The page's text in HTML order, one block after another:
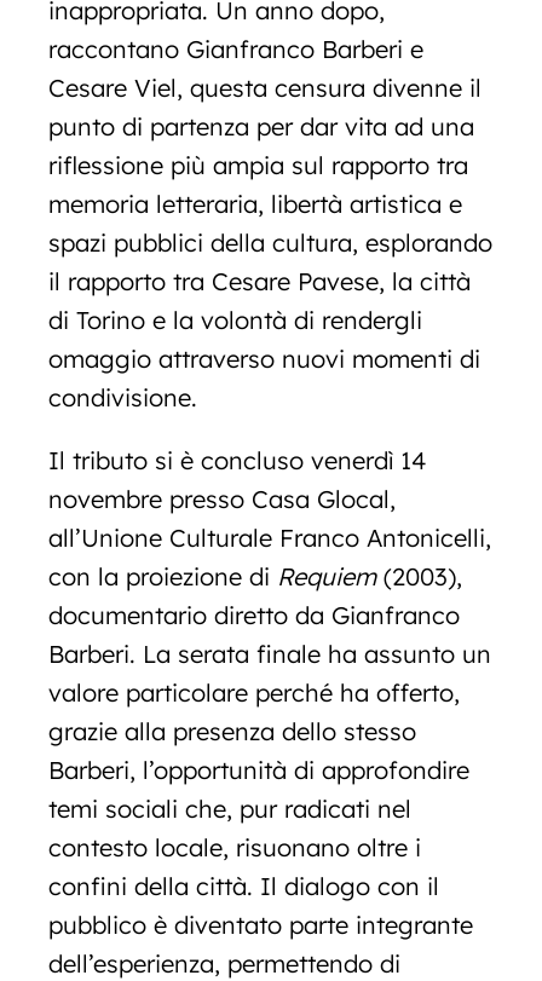
inappropriata. Un anno dopo,
raccontano Gianfranco Barberi e
Cesare Viel, questa censura divenne il
punto di partenza per dar vita ad una
riflessione più ampia sul rapporto tra
memoria letteraria, libertà artistica e
spazi pubblici della cultura, esplorando
il rapporto tra Cesare Pavese, la città
di Torino e la volontà di rendergli
omaggio attraverso nuovi momenti di
condivisione.
Il tributo si è concluso venerdì 14
novembre presso Casa Glocal,
all’Unione Culturale Franco Antonicelli,
con la proiezione di Requiem(2003),
documentario diretto da Gianfranco
Barberi. La serata finale ha assunto un
valore particolare perché ha offerto,
grazie alla presenza dello stesso
Barberi, l’opportunità di approfondire
temi sociali che, pur radicati nel
contesto locale, risuonano oltre i
confini della città. Il dialogo con il
pubblico è diventato parte integrante
dell’esperienza, permettendo di